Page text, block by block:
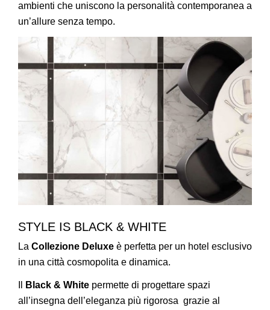
ambienti che uniscono la personalità contemporanea a
un’allure senza tempo.
STYLE IS BLACK & WHITE
La Collezione Deluxe è perfetta per un hotel esclusivo
in una città cosmopolita e dinamica.
Black & White permette di progettare spazi
all’insegna dell’eleganza più rigorosa grazie al